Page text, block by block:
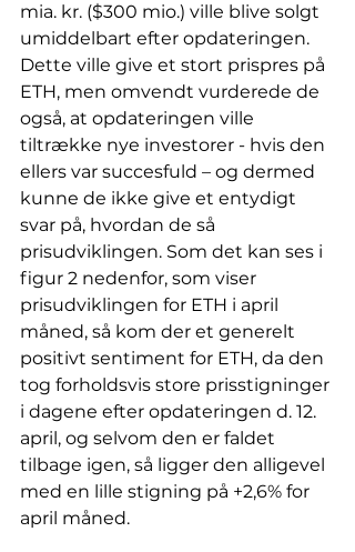
mia. kr. ($300 mio.) ville blive solgt
umiddelbart efter opdateringen.
Dette ville give et stort prispres på
ETH, men omvendt vurderede de
også, at opdateringen ville
tiltrække nye investorer - hvis den
ellers var succesfuld – og dermed
kunne de ikke give et entydigt
svar på, hvordan de så
prisudviklingen. Som det kan ses i
figur 2 nedenfor, som viser
prisudviklingen for ETH i april
måned, så kom der et generelt
positivt sentiment for ETH, da den
tog forholdsvis store prisstigninger
i dagene efter opdateringen d. 12.
april, og selvom den er faldet
tilbage igen, så ligger den alligevel
med en lille stigning på +2,6% for
april måned.